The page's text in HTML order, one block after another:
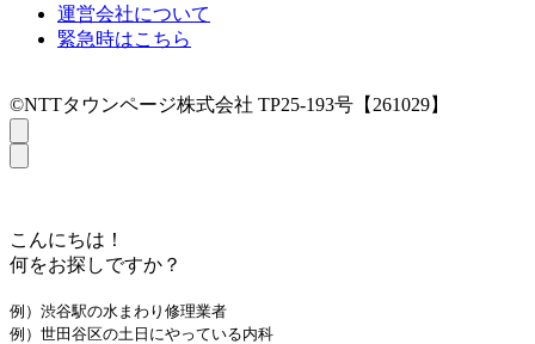
運営会社について
緊急時はこちら
©NTTタウンページ株式会社 TP25-193号【261029】
こんにちは！
何をお探しですか？
例）渋谷駅の水まわり修理業者
例）世田谷区の土日にやっている内科